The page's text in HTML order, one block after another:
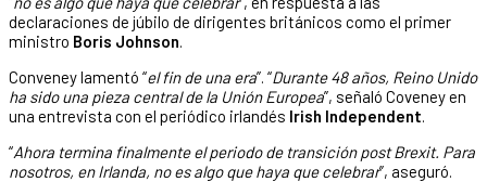
declaraciones de júbilo de dirigentes británicos como el primer
ministro Boris Johnson.
Conveney lamentó “el fin de una era”. “Durante 48 años, Reino Unido
ha sido una pieza central de la Unión Europea”, señaló Coveney en
una entrevista con el periódico irlandés Irish Independent.
“Ahora termina finalmente el periodo de transición post Brexit. Para
nosotros, en Irlanda, no es algo que haya que celebrar”, aseguró.